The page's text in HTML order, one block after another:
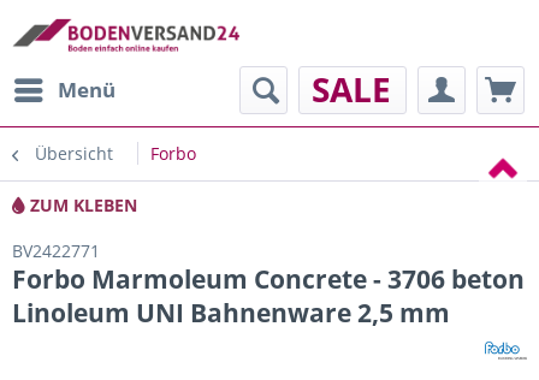
Menü SALE
Übersicht Forbo
ZUM KLEBEN
BV2422771
Forbo Marmoleum Concrete - 3706 beton
Linoleum UNI Bahnenware 2,5 mm